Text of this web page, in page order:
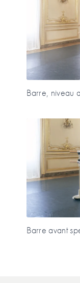
Barre, niveau
Barre avant